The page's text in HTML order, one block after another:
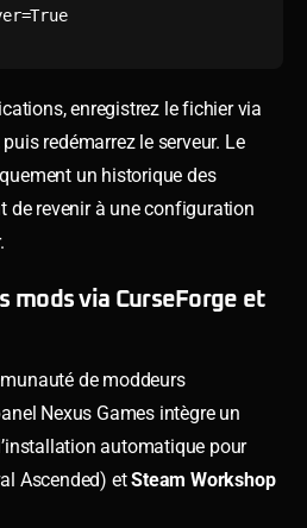
enregistrez le fichier via
redémarrez le serveur. Le
un historique des
de revenir à une configuration
mods via CurseForge et
de moddeurs
Nexus Games intègre un
automatique pour
Ascended) etSteam Workshop